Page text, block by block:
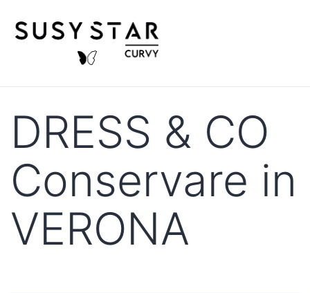
DRESS & CO
Conservare in
VERONA